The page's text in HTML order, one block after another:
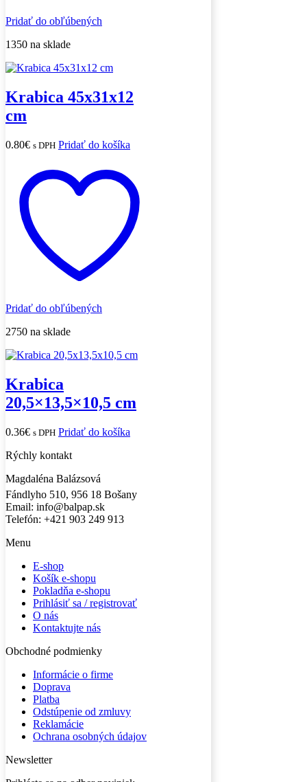
Pridať do obľúbených
1350 na sklade
Krabica 45x31x12
cm
0.80€ s DPH Pridať do košíka
Pridať do obľúbených
2750 na sklade
Krabica
20,5×13,5×10,5 cm
0.36€ s DPH Pridať do košíka
Rýchly kontakt
Magdaléna Balázsová
Fándlyho 510, 956 18 Bošany
Email: info@balpap.sk
Telefón: +421 903 249 913
Menu
E-shop
Košík e-shopu
Pokladňa e-shopu
Prihlásiť sa / registrovať
O nás
Kontaktujte nás
Obchodné podmienky
Informácie o firme
Doprava
Platba
Odstúpenie od zmluvy
Reklamácie
Ochrana osobných údajov
Newsletter